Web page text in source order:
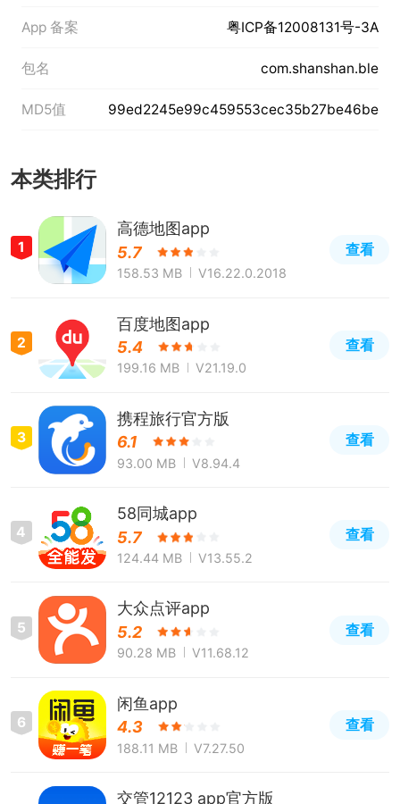
App 备案 粤ICP备12008131号-3A
包名 com.shanshan.ble
MD5值 99ed2245e99c459553cec35b27be46be
本类排行
1
高德地图app
5.7
158.53 MB V16.22.0.2018
查看
2
百度地图app
5.4
199.16 MB V21.19.0
查看
3
携程旅行官方版
6.1
93.00 MB V8.94.4
查看
4
58同城app
5.7
124.44 MB V13.55.2
查看
5
大众点评app
5.2
90.28 MB V11.68.12
查看
6
闲鱼app
4.3
188.11 MB V7.27.50
查看
交管12123 app官方版